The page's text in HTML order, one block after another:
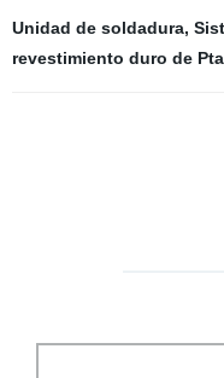
Unidad de soldadura,
revestimiento duro de Pta